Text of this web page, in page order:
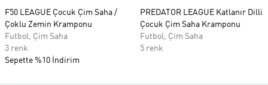
F50 LEAGUE Çocuk Çim Saha /
Çoklu Zemin Kramponu
Futbol, Çim Saha
3 renk
Sepette %10 İndirim
PREDATOR LEAGUE Katlanır Dilli
Çocuk Çim Saha Kramponu
Futbol, Çim Saha
5 renk